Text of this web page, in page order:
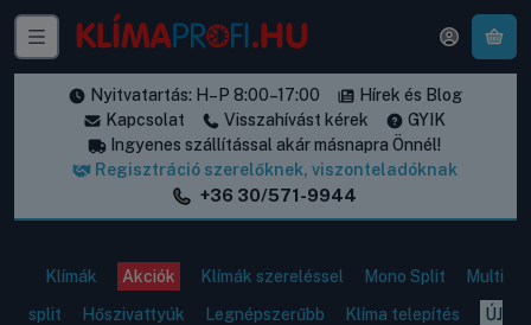
Nyitvatartás: H–P 8:00–17:00
Hírek és Blog
Kapcsolat
Visszahívást kérek
GYIK
Ingyenes szállítással akár másnapra Önnél!
Regisztráció szerelőknek, viszonteladóknak
+36 30/571-9944
Klímák Akciók Klímák szereléssel Mono Split
Multi
split
Hőszivattyúk Legnépszerűbb Klíma telepítés
ÚJ